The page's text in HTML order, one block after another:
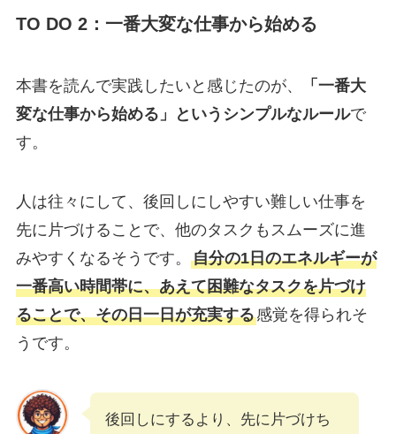
TO DO 2：一番大変な仕事から始める
本書を読んで実践したいと感じたのが、
「一番大
変な仕事から始める」というシンプルなルールで
す。
人は往々にして、後回しにしやすい難しい仕事を
先に片づけることで、他のタスクもスムーズに進
みやすくなるそうです。 自分の1日のエネルギーが
一番高い時間帯に、あえて困難なタスクを片づけ
ることで、その日一日が充実する感覚を得られそ
うです。
後回しにするより、先に片づけち